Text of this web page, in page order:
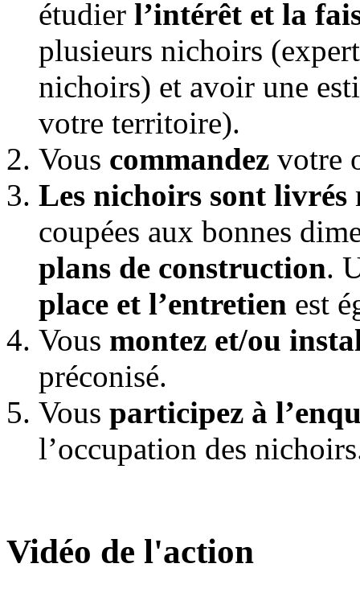
étudier l’intérêt et la
plusieurs nichoirs
nichoirs) et avoir une
votre territoire).
Vous commandez votre
Les nichoirs sont livrés
coupées aux bonnes
plans de construction.
place et l’entretien est
Vous montez et/ou
préconisé.
Vous participez à
l’occupation des
Vidéo de l'action